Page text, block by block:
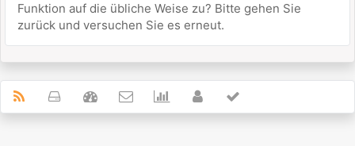
Funktion auf die übliche Weise zu? Bitte gehen Sie
zurück und versuchen Sie es erneut.